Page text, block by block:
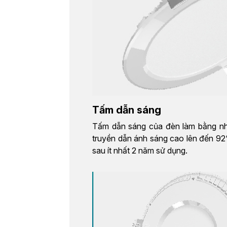
Tấm dẫn sáng
Tấm dẫn sáng của đèn làm bằng
truyền dẫn ánh sáng cao lên đến
sau ít nhất 2 năm sử dụng.